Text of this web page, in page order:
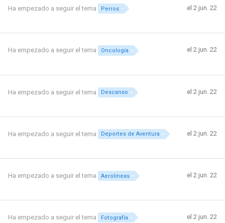
Ha empezado a seguir el tema Perros el 2 jun. 22
Ha empezado a seguir el tema Oncología el 2 jun. 22
Ha empezado a seguir el tema Descanso el 2 jun. 22
Ha empezado a seguir el tema Deportes de Aventura el 2 jun. 22
Ha empezado a seguir el tema Aerolíneas el 2 jun. 22
Ha empezado a seguir el tema Fotografía el 2 jun. 22